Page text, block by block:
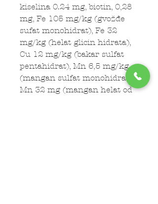
kiselina 0.24 mg, biotin, 0,28
mg, Fe 105 mg/kg (gvožđe
sufat monohidrat), Fe 32
mg/kg (helat glicin hidrata),
Cu 12 mg/kg (bakar sulfat
pentahidrat), Mn 6,5 mg/kg
(mangan sulfat monohidrat)
Mn 32 mg (mangan helat od